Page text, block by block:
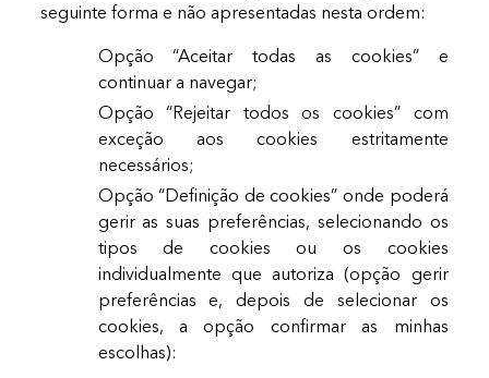
seguinte forma e não apresentadas nesta ordem:
Opção “Aceitar todas as cookies” e
continuar a navegar;
Opção “Rejeitar todos os cookies” com
exceção aos cookies estritamente
necessários;
Opção “Definição de cookies” onde poderá
gerir as suas preferências, selecionando os
tipos de cookies ou os cookies
individualmente que autoriza (opção gerir
preferências e, depois de selecionar os
cookies, a opção confirmar as minhas
escolhas):